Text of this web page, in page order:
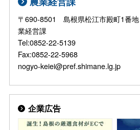
〒690-8501 島根県松江市殿町1番
業経営課
Tel:0852-22-5139
Fax:0852-22-5968
nogyo-keiei@pref.shimane.lg.jp
企業広告